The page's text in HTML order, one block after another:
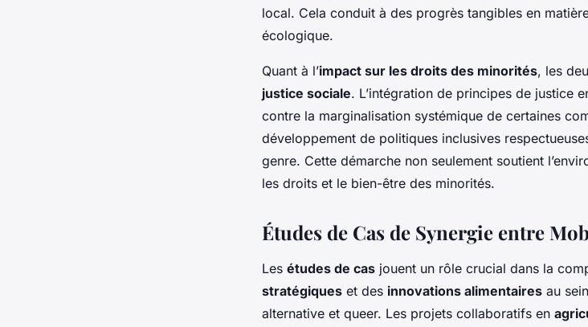
local. Cela conduit à des progrès tangibles en
écologique.
Quant à l’impact sur les droits des minorités, les
justice sociale. L’intégration de principes de justice
contre la marginalisation systémique de certaines
développement de politiques inclusives
genre. Cette démarche non seulement soutient
les droits et le bien-être des minorités.
Études de Cas de Synergie entre
Les études de cas jouent un rôle crucial dans la
stratégiques et des innovations alimentaires au
alternative et queer. Les projets collaboratifs en